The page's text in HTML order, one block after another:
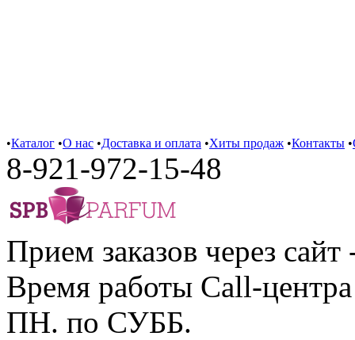
•Каталог •О нас •Доставка и оплата •Хиты продаж •Контакты •
8-921-972-15-48
Прием заказов через сайт
Время работы Call-
ПН. по СУББ.